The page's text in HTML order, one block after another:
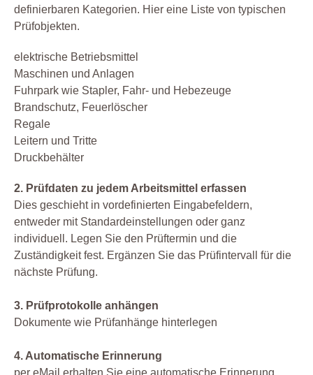
definierbaren Kategorien. Hier eine Liste von typischen
Prüfobjekten.
elektrische Betriebsmittel
Maschinen und Anlagen
Fuhrpark wie Stapler, Fahr- und Hebezeuge
Brandschutz, Feuerlöscher
Regale
Leitern und Tritte
Druckbehälter
2. Prüfdaten zu jedem Arbeitsmittel erfassen
Dies geschieht in vordefinierten Eingabefeldern,
entweder mit Standardeinstellungen oder ganz
individuell. Legen Sie den Prüftermin und die
Zuständigkeit fest. Ergänzen Sie das Prüfintervall für die
nächste Prüfung.
3. Prüfprotokolle anhängen
Dokumente wie Prüfanhänge hinterlegen
4. Automatische Erinnerung